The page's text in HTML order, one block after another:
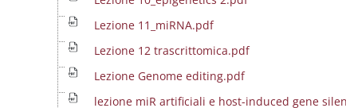
Lezione 11_miRNA.pdf
Lezione 12 trascrittomica.pdf
Lezione Genome editing.pdf
lezione miR artificiali e host-induced gene